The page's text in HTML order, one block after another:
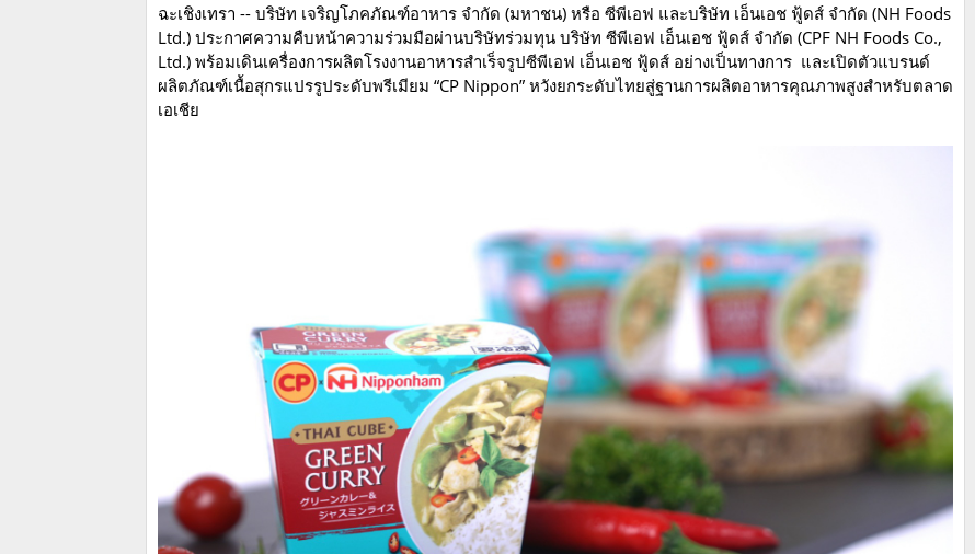
ฉะเชิงเทรา -- บริษัท เจริญโภคภัณฑ์อาหาร จำกัด (มหาชน) หรือ ซีพีเอฟ และบริษัท เอ็นเอช ฟู้ดส์ จำกัด (NH Foods
Ltd.) ประกาศความคืบหน้าความร่วมมือผ่านบริษัทร่วมทุน บริษัท ซีพีเอฟ เอ็นเอช ฟู้ดส์ จำกัด (CPF NH Foods Co.,
Ltd.) พร้อมเดินเครื่องการผลิตโรงงานอาหารสำเร็จรูปซีพีเอฟ เอ็นเอช ฟู้ดส์ อย่างเป็นทางการ และเปิดตัวแบรนด์
ผลิตภัณฑ์เนื้อสุกรแปรรูประดับพรีเมียม “CP Nippon” หวังยกระดับไทยสู่ฐานการผลิตอาหารคุณภาพสูงสำหรับตลาด
เอเชีย